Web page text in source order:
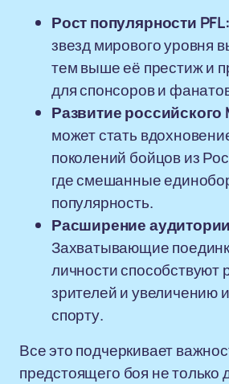
Рост популярности PFL:
звезд мирового уровня
тем выше её престиж и
для спонсоров и
Развитие российского
может стать
поколений бойцов из
где смешанные
популярность.
Расширение
Захватывающие
личности способствуют
зрителей и увеличению
спорту.
Все это подчеркивает
предстоящего боя не только